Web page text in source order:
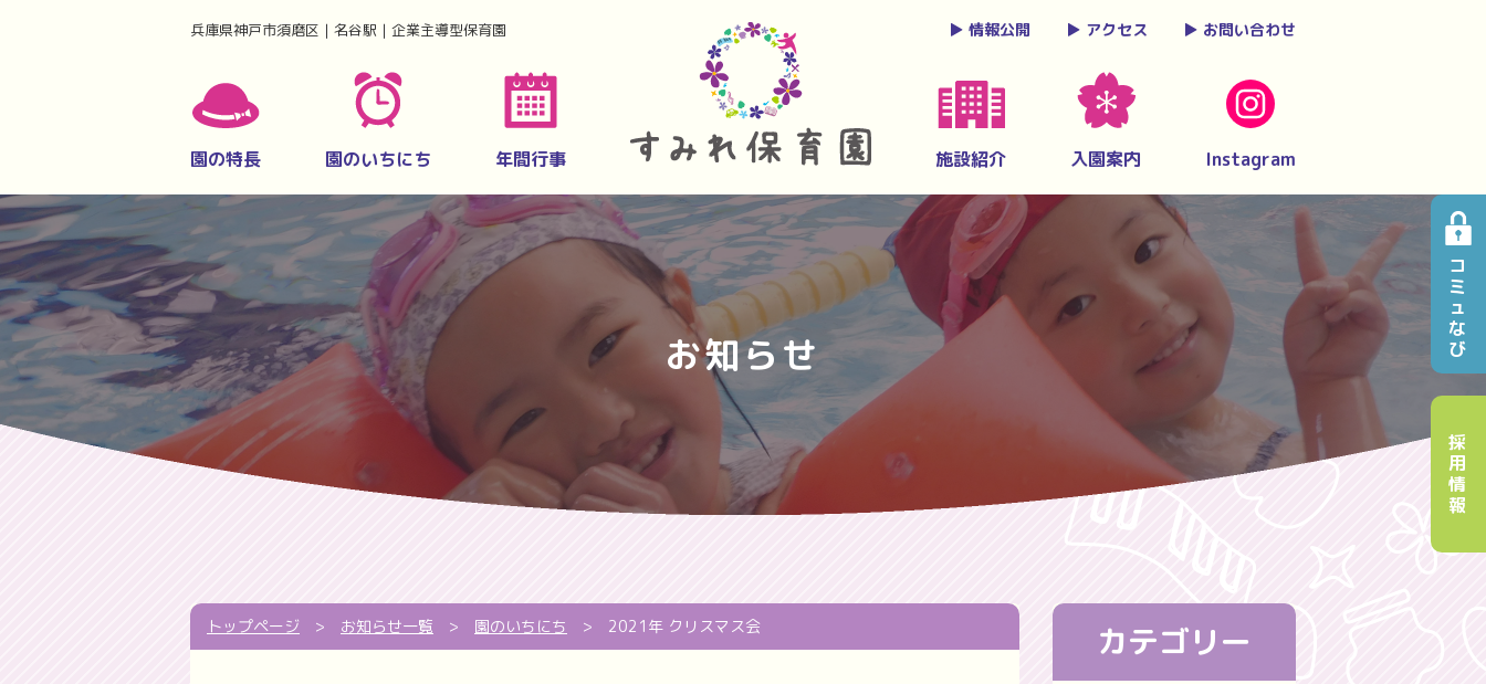
兵庫県神戸市須磨区｜名谷駅｜企業主導型保育園 ▶︎ 情報公開 ▶︎ アクセス ▶︎ お問い合わせ
園の特長 園のいちにち 年間行事 施設紹介 入園案内 Instagram
コ
ミ
ュ
な
び
採
用
情
報
お知らせ
トップページ > お知らせ一覧 > 園のいちにち > 2021年 クリスマス会 カテゴリー